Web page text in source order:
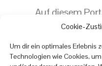
Cookie-
Um dir ein optimales Erlebnis
Technologien wie Cookies,
Auf diesem
große Auswahl
zeigt Ihnen